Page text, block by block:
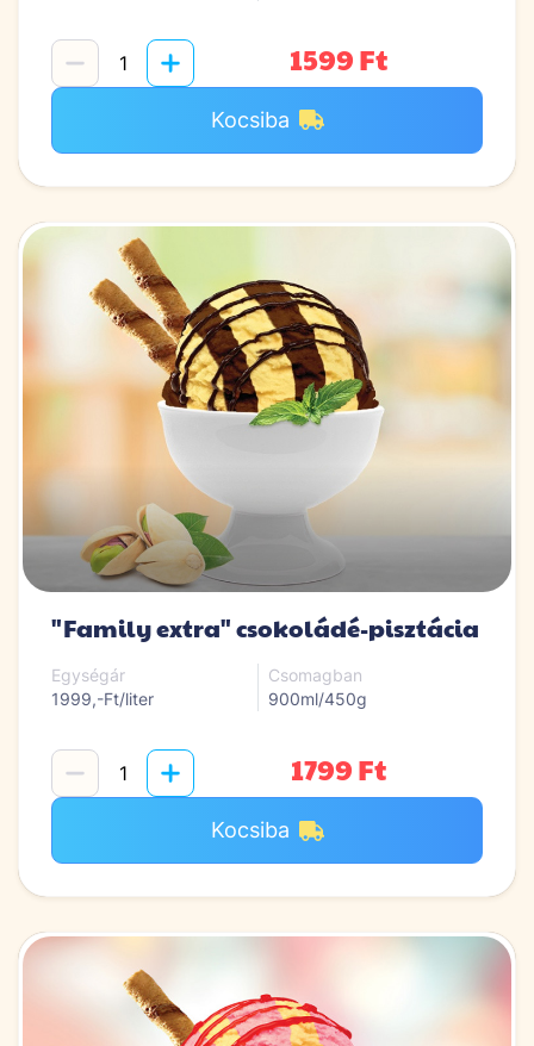
1599 Ft
Kocsiba
"Family extra" csokoládé-pisztácia
Egységár
1999,-Ft/liter
Csomagban
900ml/450g
1799 Ft
Kocsiba